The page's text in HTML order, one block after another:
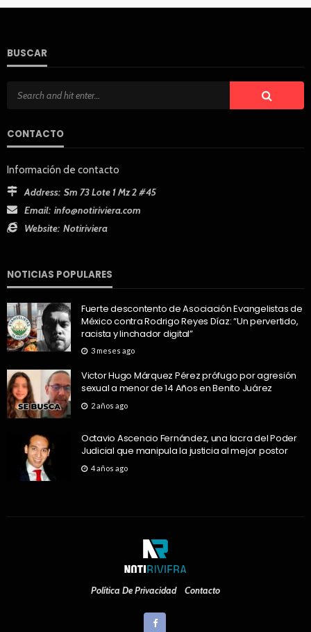
BUSCAR
CONTACTO
Información de contacto
Address: Sm 73 Lote 1 Mz 2 #45
Email: info@notiriviera.com
Website: Notiriviera
NOTICIAS POPULARES
Fuerte descontento de Asociación Evangelistas de
México contra Rodrigo Reyes Díaz: “Un pervertido,
racista y linchador digital”
3 meses ago
Victor Hugo Márquez Pérez prófugo por agresión
sexual a menor de 14 Años en Benito Juárez
2 años ago
Octavio Ascencio Fernández, una lacra del Poder
Judicial que manipula la justicia al mejor postor
4 años ago
Política De Privacidad Contacto